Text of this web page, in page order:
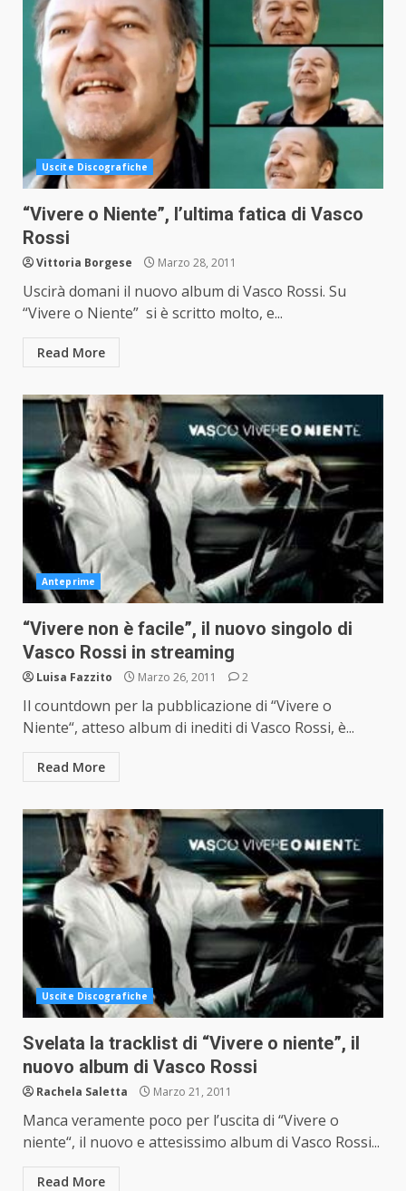
Uscite Discografiche
“Vivere o Niente”, l’ultima fatica di Vasco
Rossi
Vittoria Borgese Marzo 28, 2011
Uscirà domani il nuovo album di Vasco Rossi. Su
“Vivere o Niente” si è scritto molto, e...
Read More
Anteprime
“Vivere non è facile”, il nuovo singolo di
Vasco Rossi in streaming
Luisa Fazzito Marzo 26, 2011 2
Il countdown per la pubblicazione di “Vivere o
Niente“, atteso album di inediti di Vasco Rossi, è...
Read More
Uscite Discografiche
Svelata la tracklist di “Vivere o niente”, il
nuovo album di Vasco Rossi
Rachela Saletta Marzo 21, 2011
Manca veramente poco per l’uscita di “Vivere o
niente“, il nuovo e attesissimo album di Vasco Rossi...
Read More